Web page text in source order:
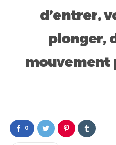
d’entrer,
plonger,
0